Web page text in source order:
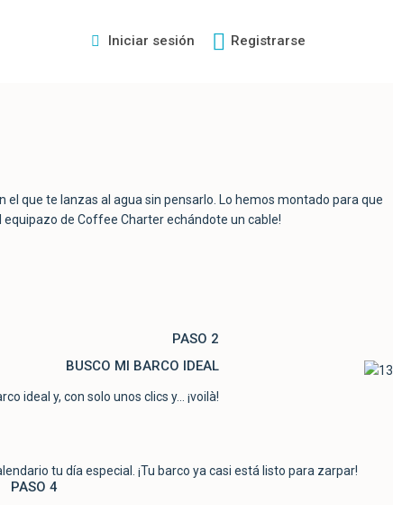
Iniciar sesión Registrarse
que te lanzas al agua sin pensarlo. Lo hemos montado para que
de Coffee Charter echándote un cable!
PASO 2
BUSCO MI BARCO IDEAL
ideal y, con solo unos clics y… ¡voilà!
tu día especial. ¡Tu barco ya casi está listo para zarpar!
PASO 4